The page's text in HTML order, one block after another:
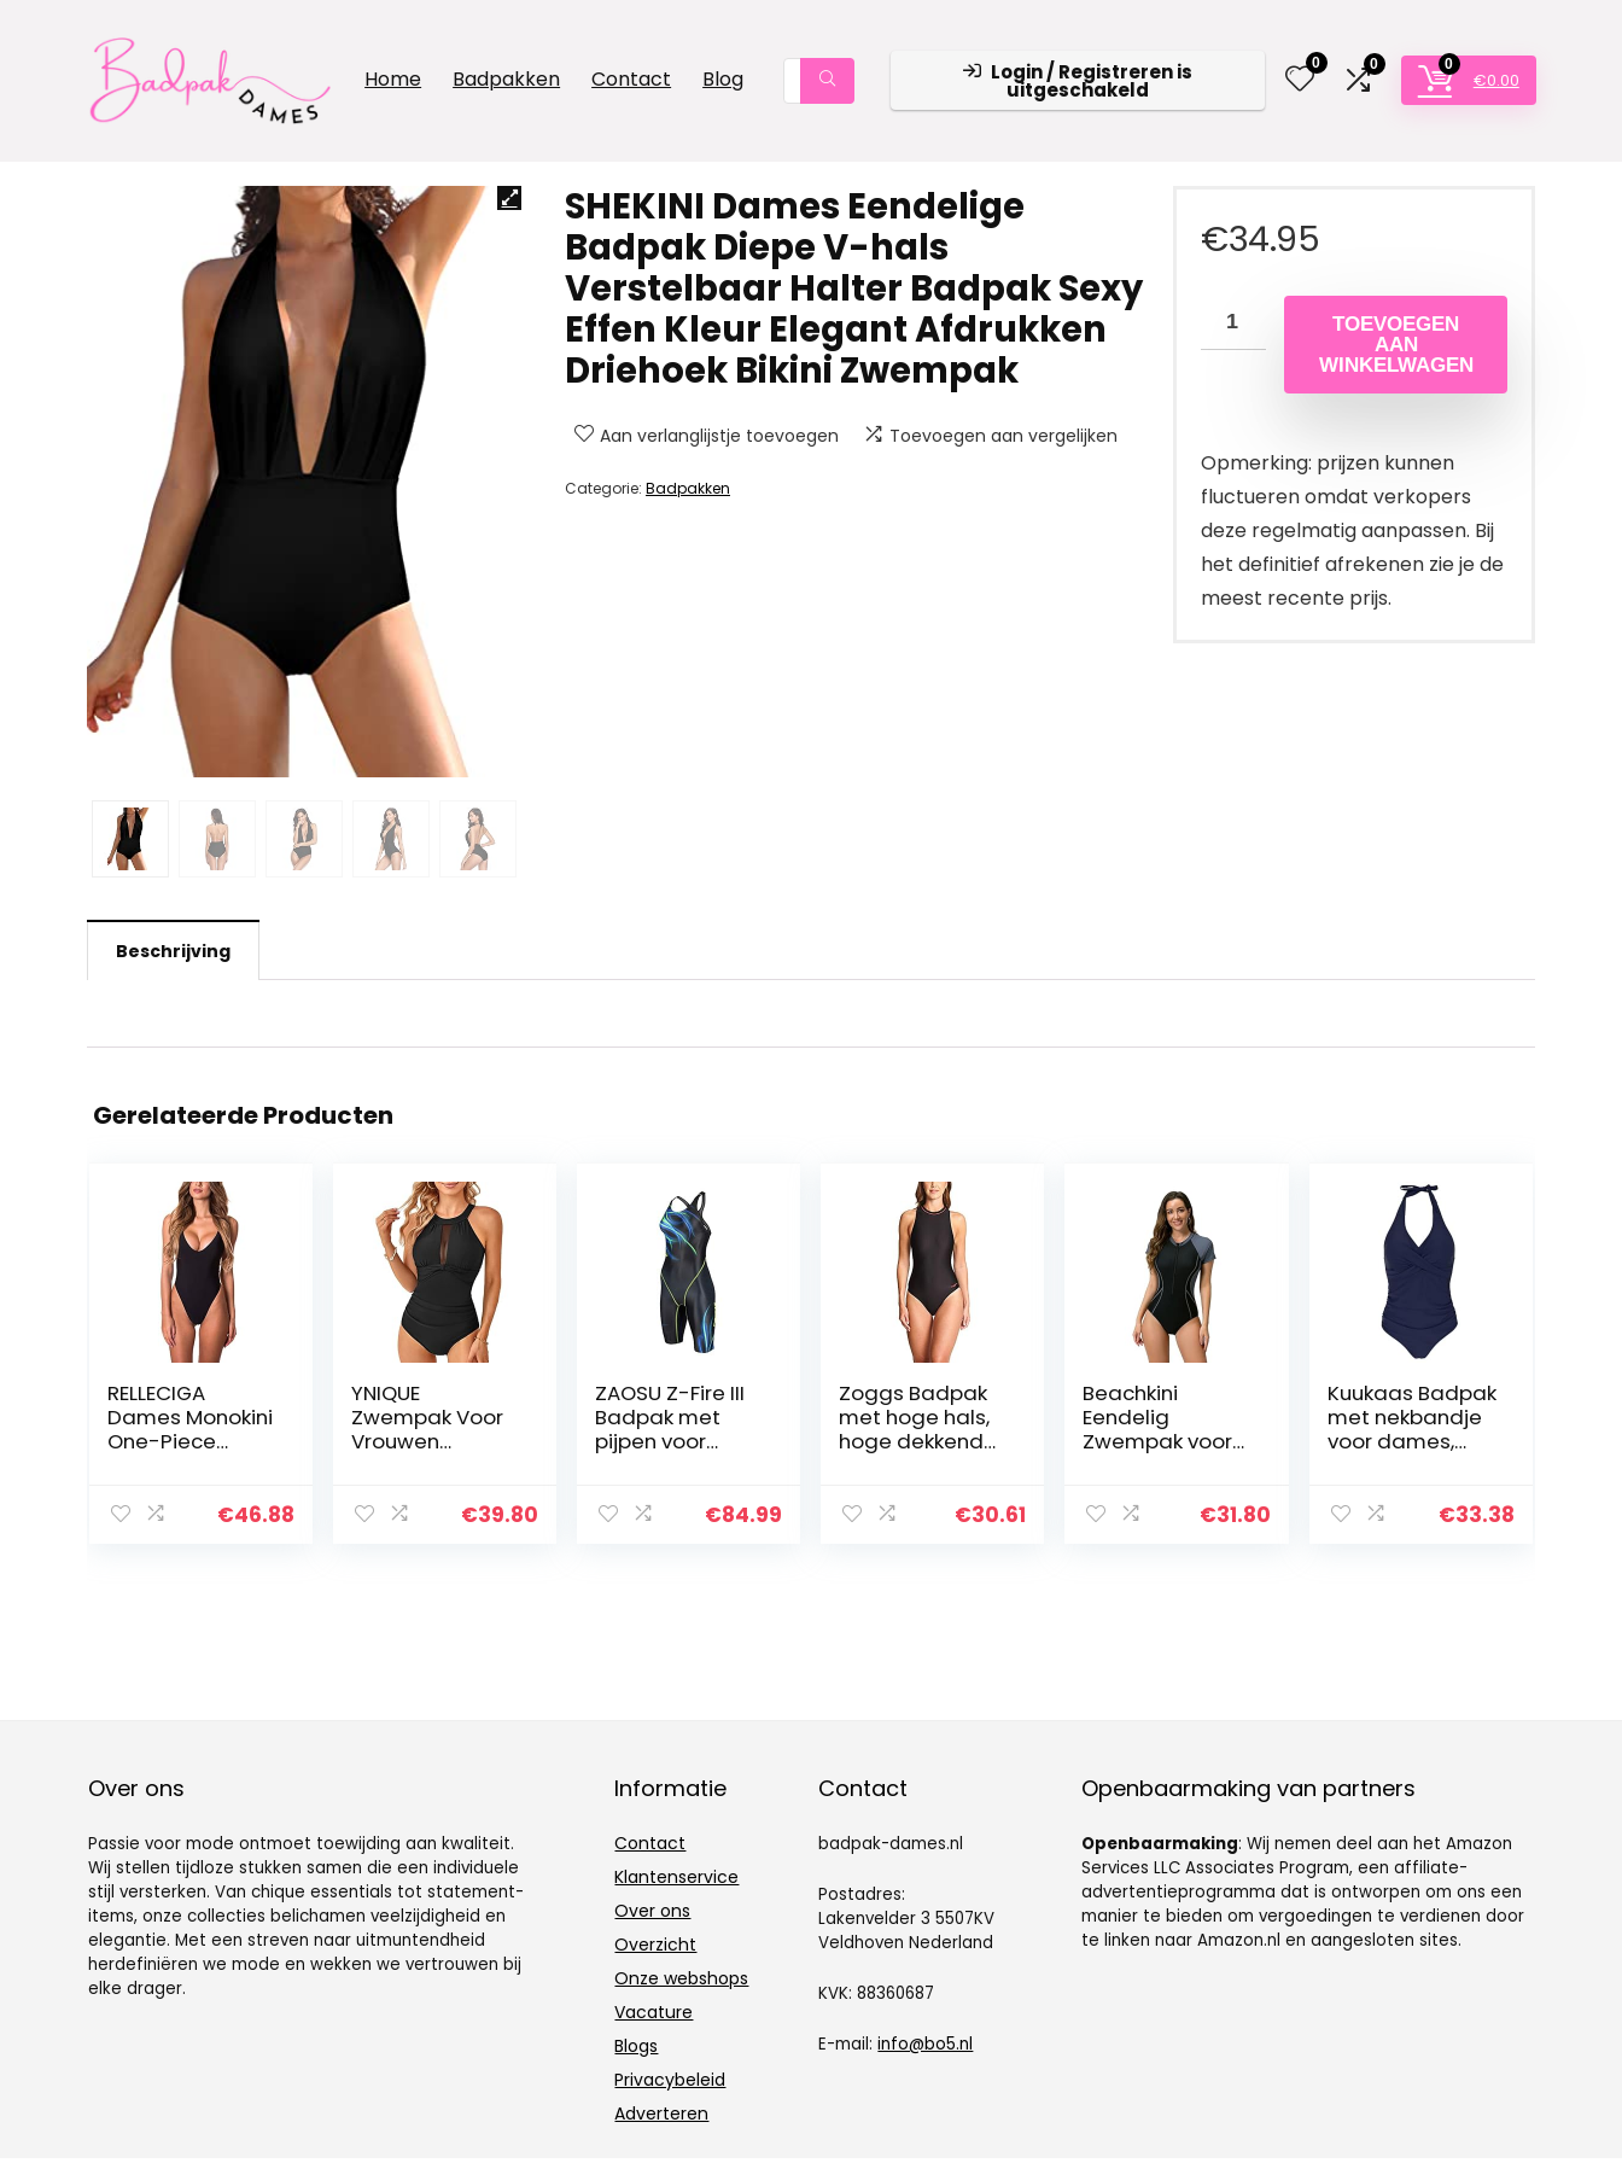
Home Badpakken Contact Blog Login / Registreren is
uitgeschakeld
0 0 0
€0.00
SHEKINI Dames Eendelige
Badpak Diepe V-hals
Verstelbaar Halter Badpak Sexy
Effen Kleur Elegant Afdrukken
Driehoek Bikini Zwempak
Aan verlanglijstje toevoegen Toevoegen aan vergelijken
Categorie: Badpakken
€34.95
TOEVOEGEN
AAN
WINKELWAGEN
Opmerking: prijzen kunnen
fluctueren omdat verkopers
deze regelmatig aanpassen. Bij
het definitief afrekenen zie je de
meest recente prijs.
Beschrijving
Gerelateerde Producten
RELLECIGA
Dames Monokini
One-Piece
Badpak
€46.88
YNIQUE
Zwempak Voor
Vrouwen
Dames Hoge
€39.80
ZAOSU Z-Fire III
Badpak met
pijpen voor
€84.99
Zoggs Badpak
met hoge hals,
hoge dekkende
ideale keuze
€30.61
Beachkini
Eendelig
Zwempak voor
lange mouwen
€31.80
Kuukaas Badpak
met nekbandje
voor dames,
badpak, push-
€33.38
Over ons
Passie voor mode ontmoet toewijding aan kwaliteit.
Wij stellen tijdloze stukken samen die een individuele
stijl versterken. Van chique essentials tot statement-
items, onze collecties belichamen veelzijdigheid en
elegantie. Met een streven naar uitmuntendheid
herdefiniëren we mode en wekken we vertrouwen bij
elke drager.
Informatie
Contact
Klantenservice
Over ons
Overzicht
Onze webshops
Vacature
Blogs
Privacybeleid
Adverteren
Contact
badpak-dames.nl
Postadres:
Lakenvelder 3 5507KV
Veldhoven Nederland
KVK: 88360687
E-mail:info@bo5.nl
Openbaarmaking van partners
Openbaarmaking: Wij nemen deel aan het Amazon
Services LLC Associates Program, een affiliate-
advertentieprogramma dat is ontworpen om ons een
manier te bieden om vergoedingen te verdienen door
te linken naar Amazon.nl en aangesloten sites.